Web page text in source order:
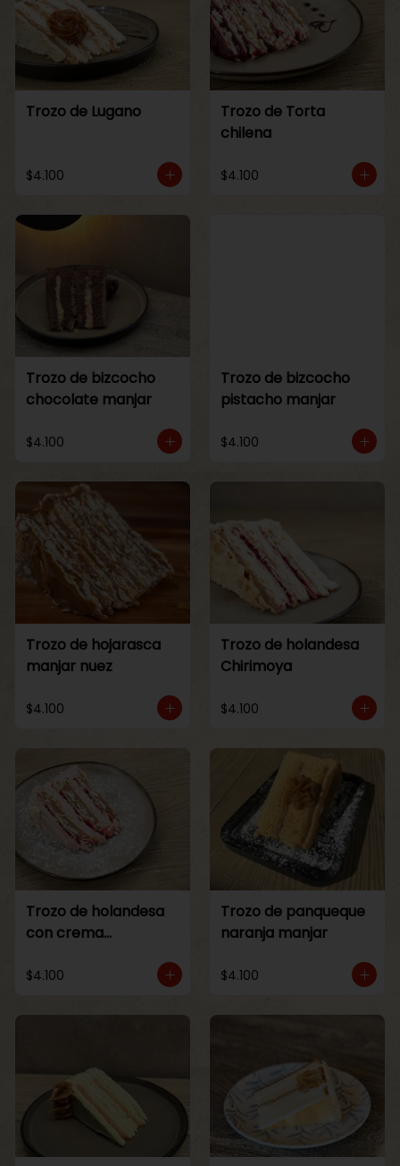
Trozo de Lugano
$4.100
Trozo de Torta
chilena
$4.100
Trozo de bizcocho
chocolate manjar
$4.100
Trozo de bizcocho
pistacho manjar
$4.100
Trozo de hojarasca
manjar nuez
$4.100
Trozo de holandesa
Chirimoya
$4.100
Trozo de holandesa
con crema
$4.100
Trozo de panqueque
naranja manjar
$4.100